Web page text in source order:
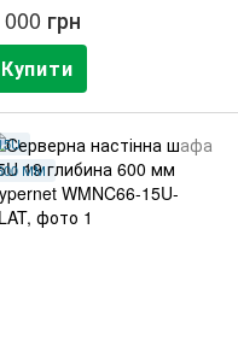
грн
Купити
ММ